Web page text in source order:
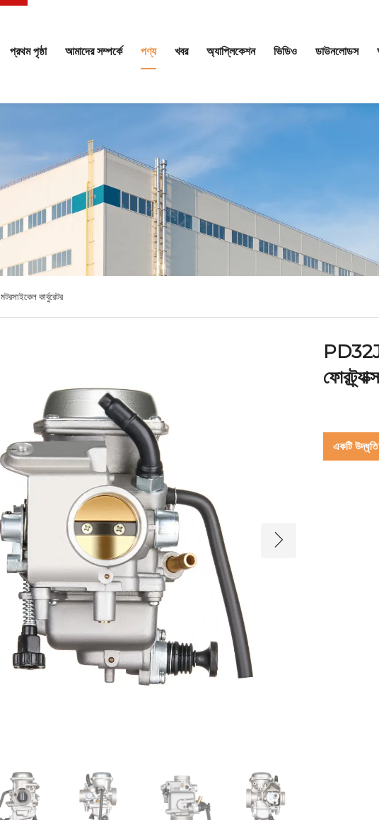
প্রথম পৃষ্ঠা আমাদের সম্পর্কে পণ্য খবর অ্যাপ্লিকেশন ভিডিও ডাউনলোডস
মটরসাইকেল কার্বুরেটর
একটি উদ্ধৃতি